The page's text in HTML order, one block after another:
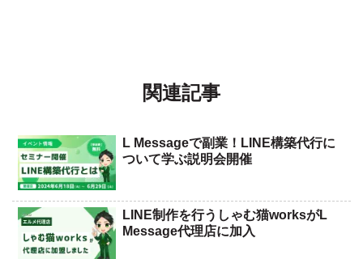
関連記事
L Messageで副業！LINE構築代行に
ついて学ぶ説明会開催
LINE制作を行うしゃむ猫worksがL
Message代理店に加入